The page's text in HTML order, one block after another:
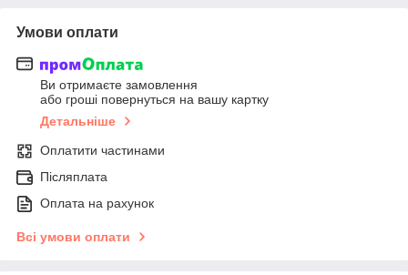
Умови оплати
Ви отримаєте замовлення
або гроші повернуться на вашу картку
Детальніше
Оплатити частинами
Післяплата
Оплата на рахунок
Всі умови оплати